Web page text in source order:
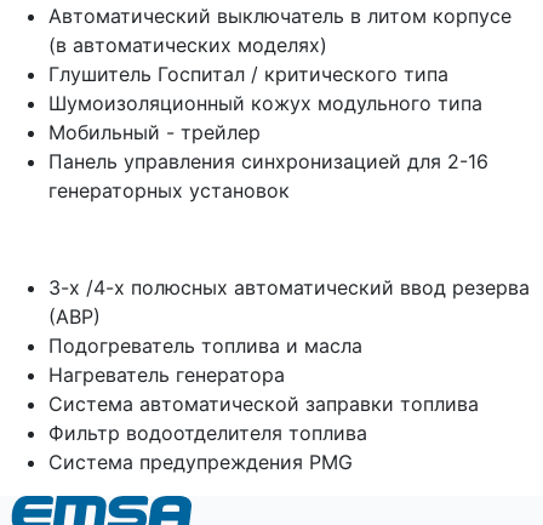
Автоматический выключатель в литом корпусе
(в автоматических моделях)
Глушитель Госпитал / критического типа
Шумоизоляционный кожух модульного типа
Мобильный - трейлер
Панель управления синхронизацией для 2-16
генераторных установок
3-х /4-х полюсных автоматический ввод резерва
(АВР)
Подогреватель топлива и масла
Нагреватель генератора
Система автоматической заправки топлива
Фильтр водоотделителя топлива
Система предупреждения PMG